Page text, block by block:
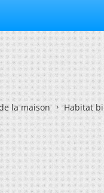
la maison Habitat